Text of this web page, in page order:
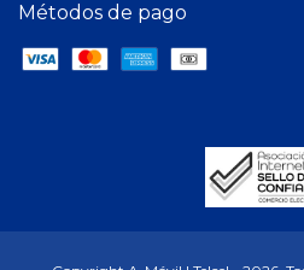
Métodos de pago